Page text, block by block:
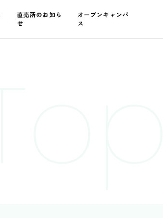
直売所のお知ら
せ
オープンキャンパ
ス